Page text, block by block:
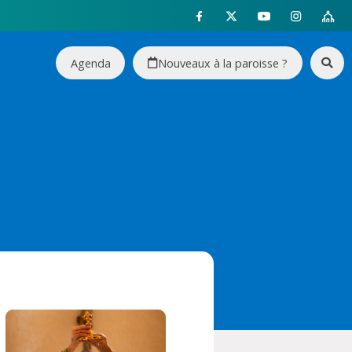
Agenda Nouveaux à la paroisse ?